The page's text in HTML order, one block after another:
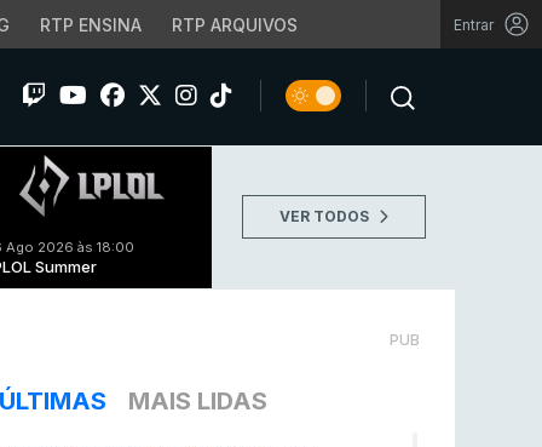
RTP ENSINA RTP ARQUIVOS Entrar
Ago 2026 às 18:00
Summer
VER TODOS
PUB
ÚLTIMAS MAIS LIDAS